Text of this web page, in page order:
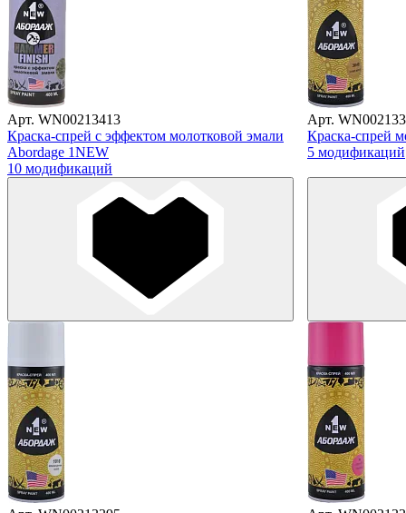
Арт. WN00213413
Краска-спрей с эффектом молотковой эмали
Abordage 1NEW
10 модификаций
Арт.
Краска-спрей
5 модификаций